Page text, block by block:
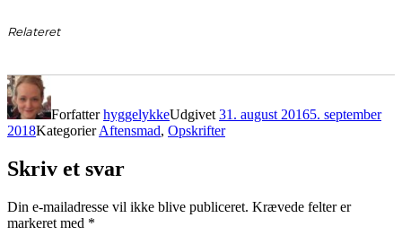
Relateret
ForfatterhyggelykkeUdgivet 31. august 20165. september
2018KategorierAftensmad, Opskrifter
Skriv et svar
Din e-mailadresse vil ikke blive publiceret. Krævede felter er
markeret med *